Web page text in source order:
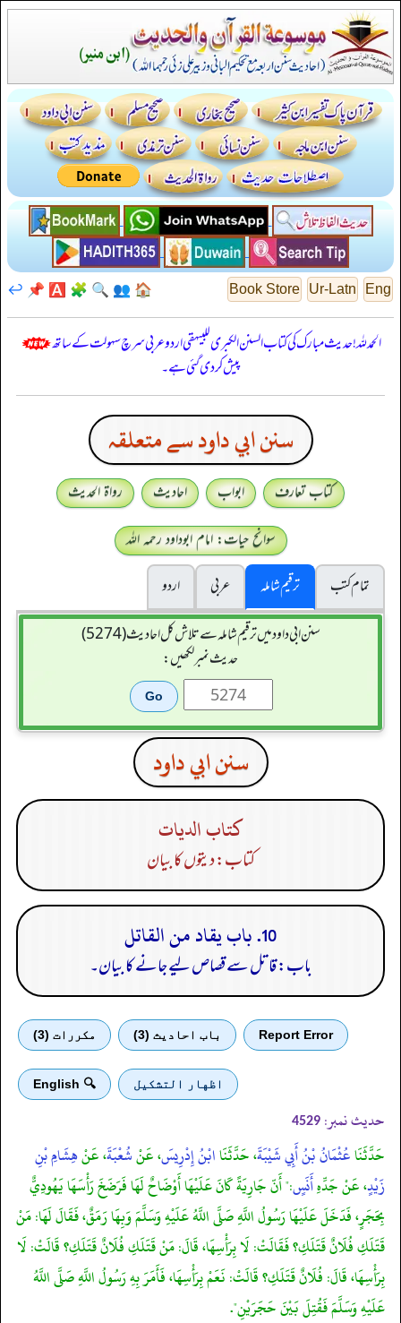
Eng
Ur-Latn
Book Store
🏠
👥
🔍
🧩
🅰️
📌
↩️
الحمدللہ! حدیث مبارک کی کتاب السنن الكبرى للبيهقي اردو عربی سرچ سہولت کے ساتھ
پیش کر دی گئی ہے۔
سنن ابي داود سے متعلقہ
کتاب تعارف ابواب احادیث
رواۃ الحدیث
سوانح حیات: امام ابوداود رحمہ اللہ
تمام کتب
ترقیم شاملہ عربی
اردو
سنن ابي داود میں ترقیم شاملہ سے تلاش کل احادیث (5274)
حدیث نمبر لکھیں:
سنن ابي داود
كتاب الديات
کتاب: دیتوں کا بیان
10. باب يقاد من القاتل
باب: قاتل سے قصاص لیے جانے کا بیان۔
Report Error باب احادیث (3) مكررات (3)
اظهار التشكيل 🔍 English
حدیث نمبر: 4529
حَدَّثَنَاعُثْمَانُ بْنُ أَبِي شَيْبَةَ، حَدَّثَنَاابْنُ إِدْرِيسَ، عَنْشُعْبَةَ، عَنْهِشَامِ بْنِ
زَيْدٍ، عَنْ جَدِّهِأَنَسٍ:" أَنّ جَارِيَةً كَانَ عَلَيْهَا أَوْضَاحٌ لَهَا فَرَضَخَ رَأْسَهَا يَهُودِيٌّ
بِحَجَرٍ، فَدَخَلَ عَلَيْهَا رَسُولُ اللَّهِ صَلَّى اللَّهُ عَلَيْهِ وَسَلَّمَ وَبِهَا رَمَقٌ، فَقَالَ لَهَا: مَنْ
قَتَلَكِ فُلَانٌ قَتَلَكِ؟ فَقَالَتْ: لَا بِرَأْسِهَا، قَالَ: مَنْ قَتَلَكِ فُلَانٌ قَتَلَكِ؟ قَالَتْ: لَا
بِرَأْسِهَا، قَالَ: فُلَانٌ قَتَلَكِ؟ قَالَتْ: نَعَمْ بِرَأْسِهَا، فَأَمَرَ بِهِ رَسُولُ اللَّهِ صَلَّى اللَّهُ
عَلَيْهِ وَسَلَّمَ فَقُتِلَ بَيْنَ حَجَرَيْنِ".